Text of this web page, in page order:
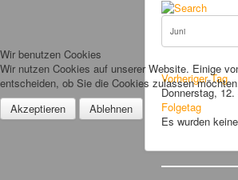
Vorheriger Tag
Donnerstag,
Folgetag
Es wurden
Wir benutzen Cookies
Wir nutzen Cookies auf unserer Website. Einige
entscheiden, ob Sie die Cookies zulassen
Akzeptieren
Ablehnen